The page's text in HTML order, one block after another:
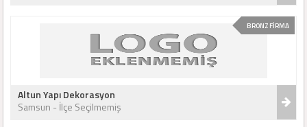
BRONZ FİRMA
Altun Yapı Dekorasyon
Samsun - İlçe Seçilmemiş